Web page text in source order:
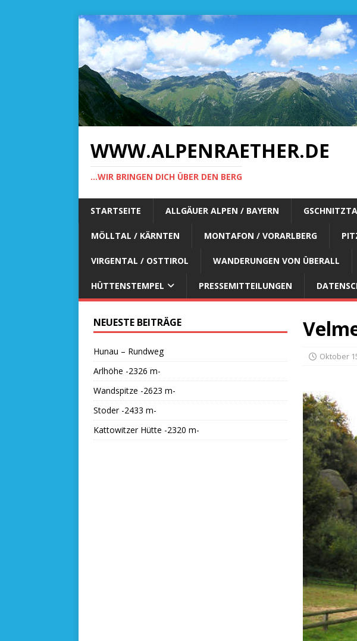
WWW.ALPENRAETHER.DE
...WIR BRINGEN DICH ÜBER DEN BERG
STARTSEITE ALLGÄUER ALPEN / BAYERN
MÖLLTAL / KÄRNTEN MONTAFON / VORARLBERG
VIRGENTAL / OSTTIROL WANDERUNGEN VON ÜBERALL
HÜTTENSTEMPEL PRESSEMITTEILUNGEN
Oktober
NEUESTE BEITRÄGE
Hunau – Rundweg
Arlhöhe -2326 m-
Wandspitze -2623 m-
Stoder -2433 m-
Kattowitzer Hütte -2320 m-